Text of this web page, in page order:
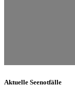
Aktuelle Seenotfälle